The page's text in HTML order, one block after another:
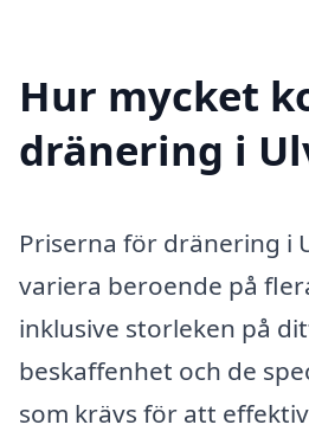
Hur mycket
dränering i
Priserna för dränering i
variera beroende på
inklusive storleken på
beskaffenhet och de
som krävs för att